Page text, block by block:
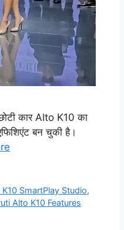
कार Alto K10 का
बन चुकी है।
K10 SmartPlay Studio,
Alto K10 Features